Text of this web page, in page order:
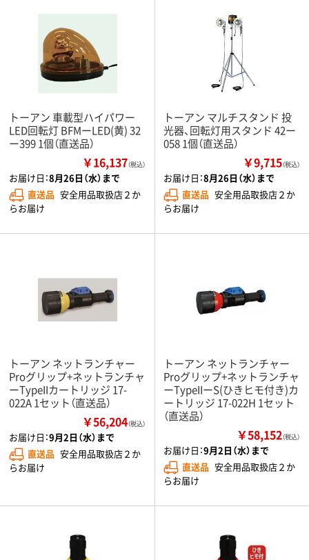
トーアン 車載型ハイパワー
LED回転灯 BFMーLED(黄) 32
ー399 1個（直送品）
￥16,137（税込）
お届け日：8月26日（水）まで
直送品 安全用品取扱店２か
らお届け
トーアン マルチスタンド 投
光器、回転灯用スタンド 42ー
058 1個（直送品）
￥9,715（税込）
お届け日：8月26日（水）まで
直送品 安全用品取扱店２か
らお届け
トーアン ネットランチャー
Proグリップ+ネットランチャ
ーTypeIIカートリッジ 17-
022A 1セット（直送品）
￥56,204（税込）
お届け日：9月2日（水）まで
直送品 安全用品取扱店２か
らお届け
トーアン ネットランチャー
Proグリップ+ネットランチャ
ーTypeIIーS(ひきヒモ付き)カ
ートリッジ 17-022H 1セット
（直送品）
￥58,152（税込）
お届け日：9月2日（水）まで
直送品 安全用品取扱店２か
らお届け